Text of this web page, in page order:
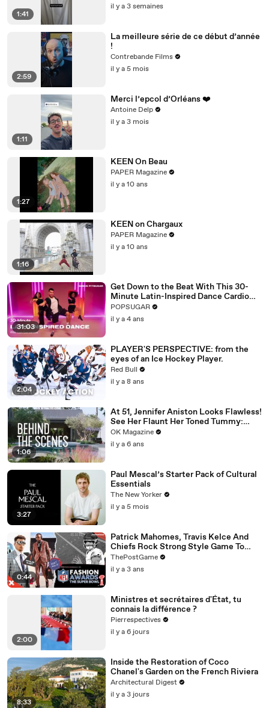
1:41
il y a 3 semaines
2:59
La meilleure série de ce début d’année
!
Contrebande Films
il y a 5 mois
1:11
Merci l’epcol d’Orléans ❤️
Antoine Delp
il y a 3 mois
1:27
KEEN On Beau
PAPER Magazine
il y a 10 ans
1:16
KEEN on Chargaux
PAPER Magazine
il y a 10 ans
31:03
Get Down to the Beat With This 30-
Minute Latin-Inspired Dance Cardio
Routine
POPSUGAR
il y a 4 ans
2:04
PLAYER'S PERSPECTIVE: from the
eyes of an Ice Hockey Player.
Red Bull
il y a 8 ans
1:06
At 51, Jennifer Aniston Looks Flawless!
See Her Flaunt Her Toned Tummy:
Photos
OK Magazine
il y a 6 ans
3:27
Paul Mescal’s Starter Pack of Cultural
Essentials
The New Yorker
il y a 5 mois
0:44
Patrick Mahomes, Travis Kelce And
Chiefs Rock Strong Style Game To
Super Bowl LVII
ThePostGame
il y a 3 ans
2:00
Ministres et secrétaires d'État, tu
connais la différence ?
Pierrespectives
il y a 6 jours
8:33
Inside the Restoration of Coco
Chanel's Garden on the French Riviera
Architectural Digest
il y a 3 jours